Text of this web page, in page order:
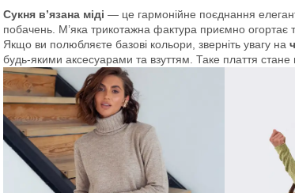
Сукня в’язана міді — це гармонійне поєднання
побачень. М’яка трикотажна фактура приємно огортає
Якщо ви полюбляєте базові кольори, зверніть увагу на
будь-якими аксесуарами та взуттям. Таке плаття